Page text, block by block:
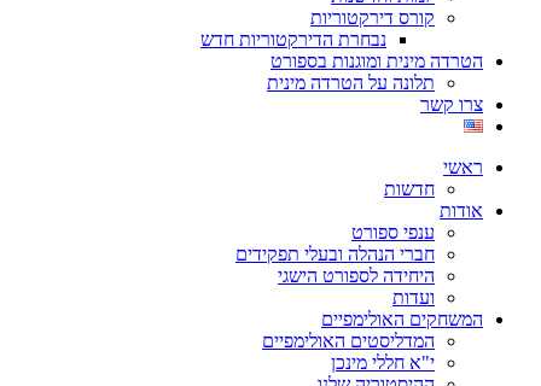
קורס דירקטוריות
נבחרת הדירקטוריות חדש
הטרדה מינית ומוגנות בספורט
תלונה על הטרדה מינית
צרו קשר
ראשי
חדשות
אודות
ענפי ספורט
חברי הנהלה ובעלי תפקידים
היחידה לספורט הישגי
ועדות
המשחקים האולימפיים
המדליסטים האולימפיים
י"א חללי מינכן